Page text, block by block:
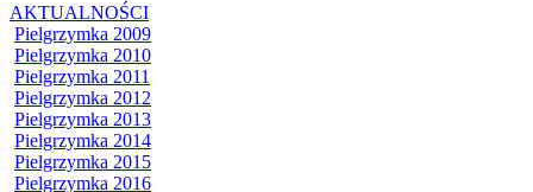
AKTUALNOŚCI
Pielgrzymka 2009
Pielgrzymka 2010
Pielgrzymka 2011
Pielgrzymka 2012
Pielgrzymka 2013
Pielgrzymka 2014
Pielgrzymka 2015
Pielgrzymka 2016